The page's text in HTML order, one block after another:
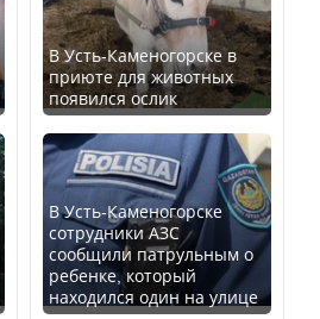
В России введены
дополнительные
ограничения для
казахстанских прав
В Усть-Каменогорске в
приюте для животных
появился ослик
В Усть-Каменогорске
сотрудники АЗС
сообщили патрульным о
ребенке, который
находился один на улице